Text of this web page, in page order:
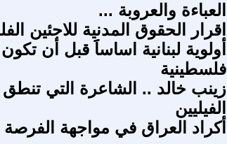
العباءة والعروبة ...
اقرار الحقوق المدنية للاجئين
أولوية لبنانية اساساََ قبل أن
فلسطينية
زينب خالد .. الشاعرة التي
الفيليين
أكراد العراق في مواجهة الفرصة